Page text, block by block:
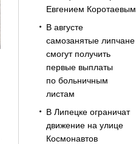
Евгением Коротаевым
В августе
самозанятые липчане
смогут получить
первые выплаты
по больничным
листам
В Липецке ограничат
движение на улице
Космонавтов